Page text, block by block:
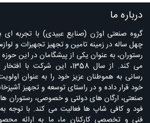
درباره ما
گروه صنعتی اوژن (صنایع عبیدی) با تجربه ای
چهل ساله در زمینه تامین و تجهیز تجهیزات و
رستوران، به عنوان یکی از پیشگامان در این
می کند. از سال 1358، این شرکت با
رسانی به هموطنان عزیز خود را به عنوان
خود قرار داده و در راستای توسعه و تجهیز
صنعتی، ارگان های دولتی و خصوصی، رستوران
فود و کافی شاپ ها فعالیت می کند. با توجه
فنی و تخصصی کارکنان ما، ما به ارائه